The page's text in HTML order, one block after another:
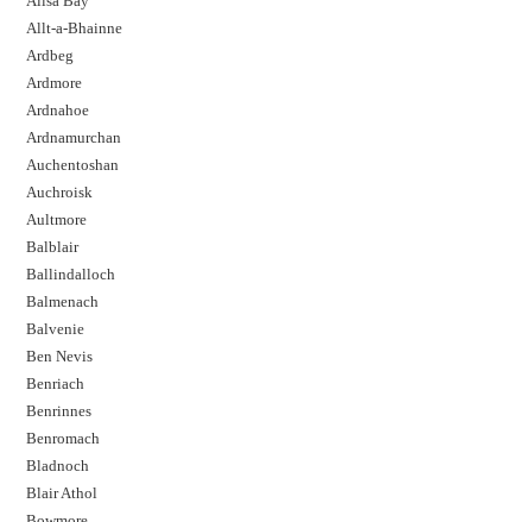
Allt-a-Bhainne
Ardbeg
Ardmore
Ardnahoe
Ardnamurchan
Auchentoshan
Auchroisk
Aultmore
Balblair
Ballindalloch
Balmenach
Balvenie
Ben Nevis
Benriach
Benrinnes
Benromach
Bladnoch
Blair Athol